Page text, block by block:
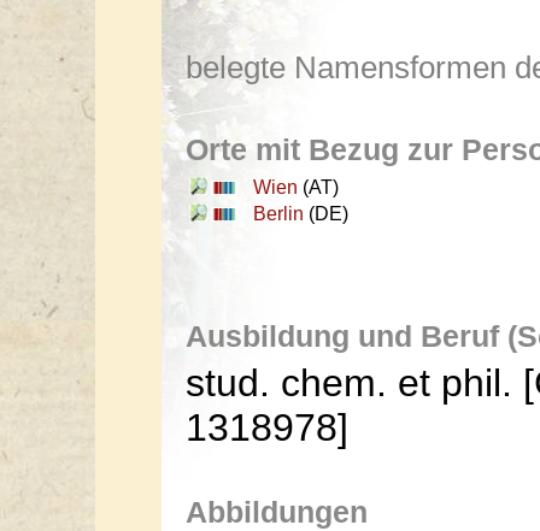
belegte Namensformen
Orte mit Bezug zur
Wien (AT)
Berlin (DE)
Ausbildung und Beruf
stud. chem. et phil.
1318978]
Abbildungen